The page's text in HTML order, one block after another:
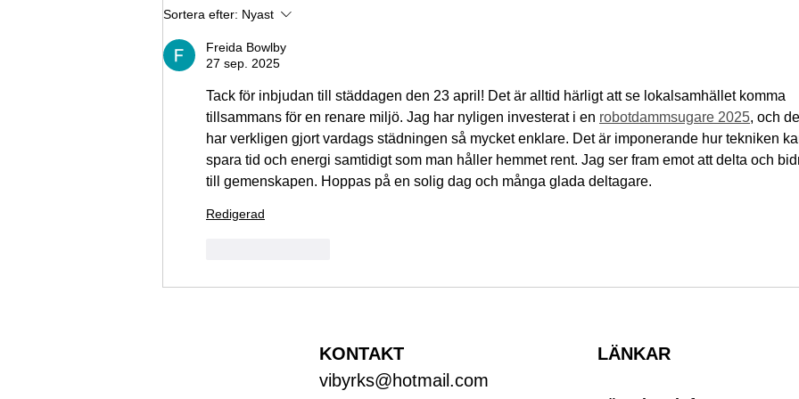
Sortera efter: Nyast
Freida Bowlby
27 sep. 2025
Tack för inbjudan till städdagen den 23 april! Det är alltid härligt att se lokalsamhället komma
tillsammans för en renare miljö. Jag har nyligen investerat i en robotdammsugare 2025, och
har verkligen gjort vardags städningen så mycket enklare. Det är imponerande hur tekniken
spara tid och energi samtidigt som man håller hemmet rent. Jag ser fram emot att delta och
till gemenskapen. Hoppas på en solig dag och många glada deltagare.
Redigerad
KONTAKT
vibyrks@hotmail.com
LÄNKAR​